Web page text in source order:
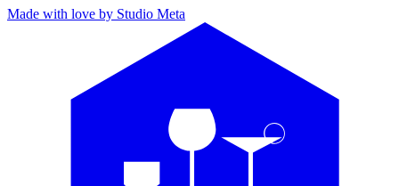
Made with love by Studio Meta